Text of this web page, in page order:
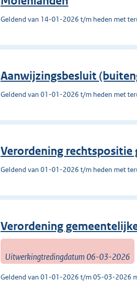
Geldend van 14-01-2026 t/m heden met
Aanwijzingsbesluit
Geldend van 01-01-2026 t/m heden met
Verordening
Geldend van 01-01-2026 t/m heden met
Verordening
Uitwerkingtredingdatum 06-03-2026
Geldend van 01-01-2026 t/m 05-03-2026